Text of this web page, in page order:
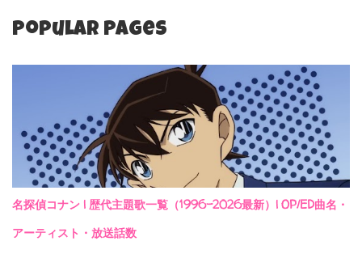
Popular Pages
名探偵コナン | 歴代主題歌一覧（1996-2026最新）| OP/ED曲名・
アーティスト・放送話数